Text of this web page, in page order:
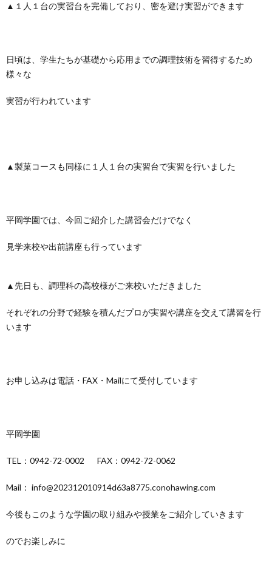
▲１人１台の実習台を完備しており、密を避け実習ができます
日頃は、学生たちが基礎から応用までの調理技術を習得するため
様々な
実習が行われています
▲製菓コースも同様に１人１台の実習台で実習を行いました
平岡学園では、今回ご紹介した講習会だけでなく
見学来校や出前講座も行っています
▲先日も、調理科の高校様がご来校いただきました
それぞれの分野で経験を積んだプロが実習や講座を交えて講習を行
います
お申し込みは電話・FAX・Mailにて受付しています
平岡学園
TEL：0942-72-0002 FAX：0942-72-0062
Mail： info@202312010914d63a8775.conohawing.com
今後もこのような学園の取り組みや授業をご紹介していきます
のでお楽しみに